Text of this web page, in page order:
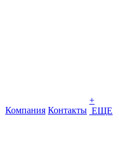
Компания Контакты
+
ЕЩЕ